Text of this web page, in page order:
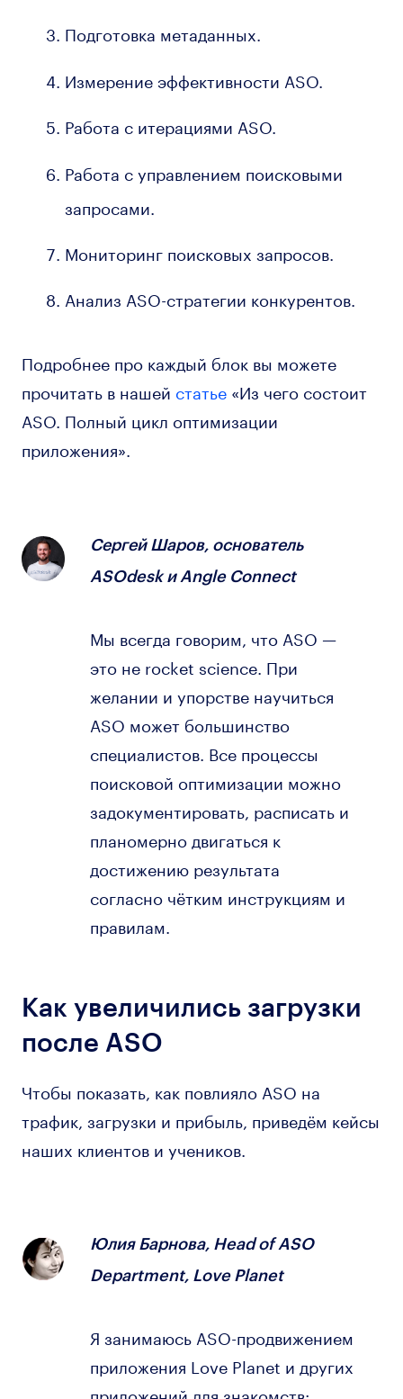
Подготовка метаданных.
Измерение эффективности ASO.
Работа с итерациями ASO.
Работа с управлением поисковыми
запросами.
Мониторинг поисковых запросов.
Анализ ASO-стратегии конкурентов.
Подробнее про каждый блок вы можете
прочитать в нашей статье«Из чего состоит
ASO. Полный цикл оптимизации
приложения».
Сергей Шаров, основатель
ASOdesk и Angle Connect
Мы всегда говорим, что ASO —
это не rocket science. При
желании и упорстве научиться
ASO может большинство
специалистов. Все процессы
поисковой оптимизации можно
задокументировать, расписать и
планомерно двигаться к
достижению результата
согласно чётким инструкциям и
правилам.
Как увеличились загрузки
после ASO
Чтобы показать, как повлияло ASO на
трафик, загрузки и прибыль, приведём кейсы
наших клиентов и учеников.
Юлия Барнова, Head of ASO
Department, Love Planet
Я занимаюсь ASO-продвижением
приложения Love Planet и других
приложений для знакомств: